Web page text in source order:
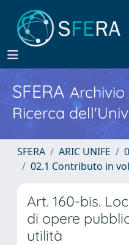
SFERA
Ricerca
SFERA ARIC UNIFE
02.1 Contributo in
Art. 160-bis.
di opere
utilità